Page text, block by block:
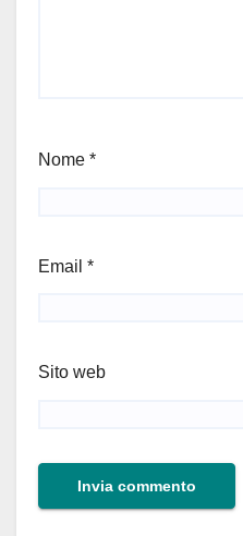
Nome *
Email *
Sito web